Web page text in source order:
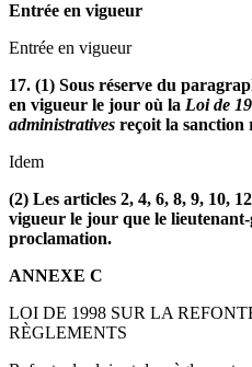
Entrée en vigueur
Entrée en vigueur
17. (1) Sous réserve du
en vigueur le jour où la Loi de
administratives reçoit la sanction
Idem
(2) Les articles 2, 4, 6, 8, 9, 10,
vigueur le jour que le
proclamation.
ANNEXE C
LOI DE 1998 SUR LA
RÈGLEMENTS